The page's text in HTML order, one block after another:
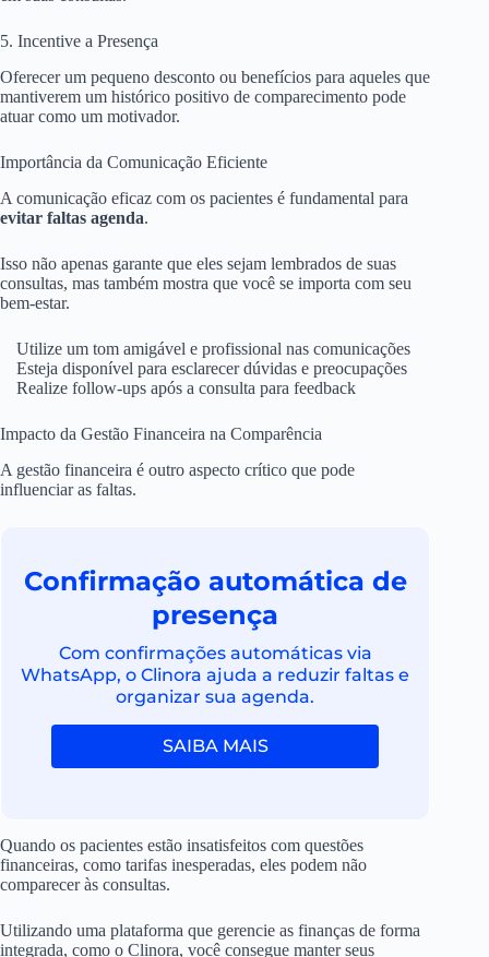
5. Incentive a Presença
Oferecer um pequeno desconto ou benefícios para aqueles que
mantiverem um histórico positivo de comparecimento pode
atuar como um motivador.
Importância da Comunicação Eficiente
A comunicação eficaz com os pacientes é fundamental para
evitar faltas agenda.
Isso não apenas garante que eles sejam lembrados de suas
consultas, mas também mostra que você se importa com seu
bem-estar.
Utilize um tom amigável e profissional nas comunicações
Esteja disponível para esclarecer dúvidas e preocupações
Realize follow-ups após a consulta para feedback
Impacto da Gestão Financeira na Comparência
A gestão financeira é outro aspecto crítico que pode
influenciar as faltas.
Confirmação automática de
presença
Com confirmações automáticas via
WhatsApp, o Clinora ajuda a reduzir faltas e
organizar sua agenda.
SAIBA MAIS
Quando os pacientes estão insatisfeitos com questões
financeiras, como tarifas inesperadas, eles podem não
comparecer às consultas.
Utilizando uma plataforma que gerencie as finanças de forma
integrada, como o Clinora, você consegue manter seus